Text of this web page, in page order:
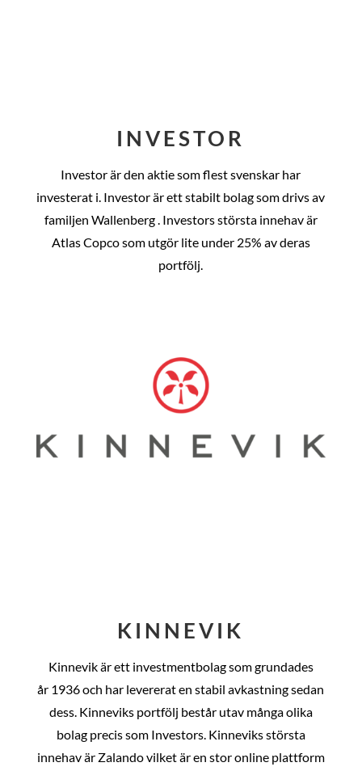
INVESTOR
Investor är den aktie som flest svenskar har
investerat i. Investor är ett stabilt bolag som drivs av
familjen Wallenberg . Investors största innehav är
Atlas Copco som utgör lite under 25% av deras
portfölj.
KINNEVIK
Kinnevik är ett investmentbolag som grundades
år 1936 och har levererat en stabil avkastning sedan
dess. Kinneviks portfölj består utav många olika
bolag precis som Investors. Kinneviks största
innehav är Zalando vilket är en stor online plattform